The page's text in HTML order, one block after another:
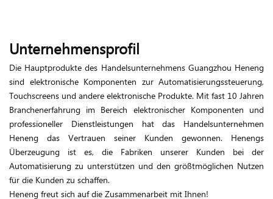
Unternehmensprofil
Die Hauptprodukte des Handelsunternehmens Guangzhou Heneng
sind elektronische Komponenten zur Automatisierungssteuerung,
Touchscreens und andere elektronische Produkte. Mit fast 10 Jahren
Branchenerfahrung im Bereich elektronischer Komponenten und
professioneller Dienstleistungen hat das Handelsunternehmen
Heneng das Vertrauen seiner Kunden gewonnen. Henengs
Überzeugung ist es, die Fabriken unserer Kunden bei der
Automatisierung zu unterstützen und den größtmöglichen Nutzen
für die Kunden zu schaffen.
Heneng freut sich auf die Zusammenarbeit mit Ihnen!